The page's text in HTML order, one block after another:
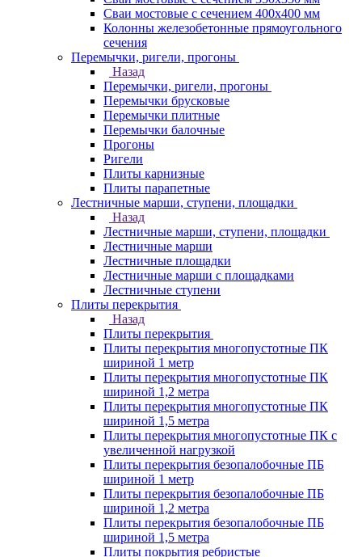
Сваи мостовые с сечением 400х400 мм
Колонны железобетонные прямоугольного
сечения
Перемычки, ригели, прогоны
Назад
Перемычки, ригели, прогоны
Перемычки брусковые
Перемычки плитные
Перемычки балочные
Прогоны
Ригели
Плиты карнизные
Плиты парапетные
Лестничные марши, ступени, площадки
Назад
Лестничные марши, ступени, площадки
Лестничные марши
Лестничные площадки
Лестничные марши с площадками
Лестничные ступени
Плиты перекрытия
Назад
Плиты перекрытия
Плиты перекрытия многопустотные ПК
шириной 1 метр
Плиты перекрытия многопустотные ПК
шириной 1,2 метра
Плиты перекрытия многопустотные ПК
шириной 1,5 метра
Плиты перекрытия многопустотные ПК с
увеличенной нагрузкой
Плиты перекрытия безопалобочные ПБ
шириной 1 метр
Плиты перекрытия безопалобочные ПБ
шириной 1,2 метра
Плиты перекрытия безопалобочные ПБ
шириной 1,5 метра
Плиты покрытия ребристые